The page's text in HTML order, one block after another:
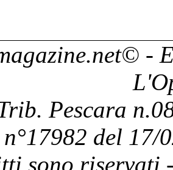
© -
Pescara
del 17/
sono riservati